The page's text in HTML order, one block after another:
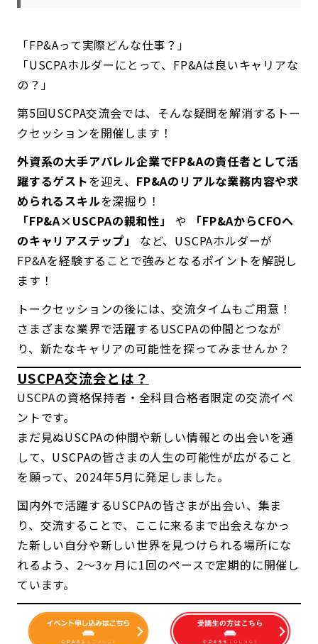
「FP&Aって実際どんな仕事？」
「USCPAホルダーにとって、FP&Aは良いキャリアな
の？」
第5回USCPA交流会では、そんな疑問を解消するトー
クセッションを開催します！
外資系の大手アパレル企業でFP&Aの責任者として活
躍するゲストを迎え、 FP&Aのリアルな業務内容や求
められるスキルを深掘り！
「FP&A×USCPAの親和性」
や
「FP&AからCFOへ
のキャリアステップ」
など、USCPAホルダーが
FP&Aを経験することで強みとなるポイントを解説し
ます！
トークセッションの後には、交流タイムもご用意！
さまざまな業界で活躍するUSCPAの仲間とつなが
り、新たなキャリアの可能性を探ってみませんか？
USCPA交流会とは？
USCPAの資格保持者・全科目合格者限定の交流イベ
ントです。
まだ見ぬUSCPAの仲間や新しい情報との出会いを通
して、USCPAの皆さまの人生の可能性が広がること
を願って、2024年5月に発足しました。
国内外で活躍するUSCPAの皆さまが出会い、集ま
り、交流することで、ここに来るまで出会えなかっ
た新しい自分や新しい世界を見つけられる場所にな
れるよう、2～3ヶ月に1回のペースで定期的に開催し
ています。